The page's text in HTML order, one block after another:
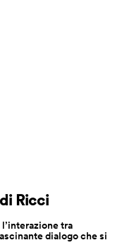
Ricci
tra
dialogo che si